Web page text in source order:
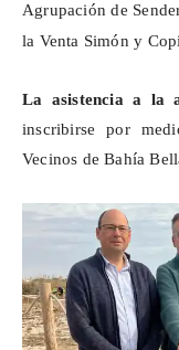
Agrupación de
la Venta Simón y
La asistencia a la
inscribirse por
Vecinos de Bahía